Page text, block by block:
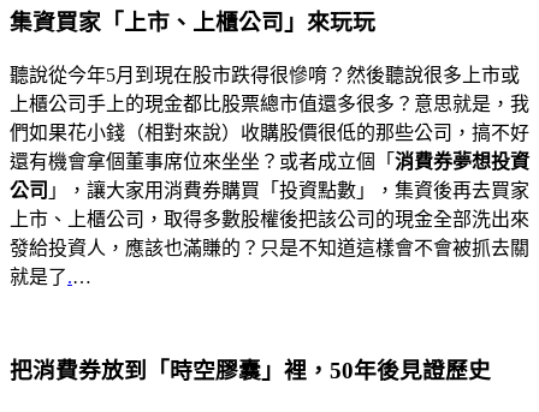
集資買家「上市、上櫃公司」來玩玩
聽說從今年5月到現在股市跌得很慘唷？然後聽說很多上市或
上櫃公司手上的現金都比股票總市值還多很多？意思就是，我
們如果花小錢（相對來說）收購股價很低的那些公司，搞不好
還有機會拿個董事席位來坐坐？或者成立個「 消費券夢想投資
公司 」，讓大家用消費券購買「投資點數」，集資後再去買家
上市、上櫃公司，取得多數股權後把該公司的現金全部洗出來
發給投資人，應該也滿賺的？只是不知道這樣會不會被抓去關
就是了.…
把消費券放到「時空膠囊」裡，50年後見證歷史